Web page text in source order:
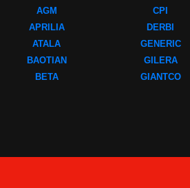
AGM
APRILIA
ATALA
BAOTIAN
BETA
CPI
DERBI
GENERIC
GILERA
GIANTCO